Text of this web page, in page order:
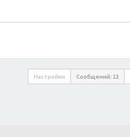
Настройки Сообщений: 13